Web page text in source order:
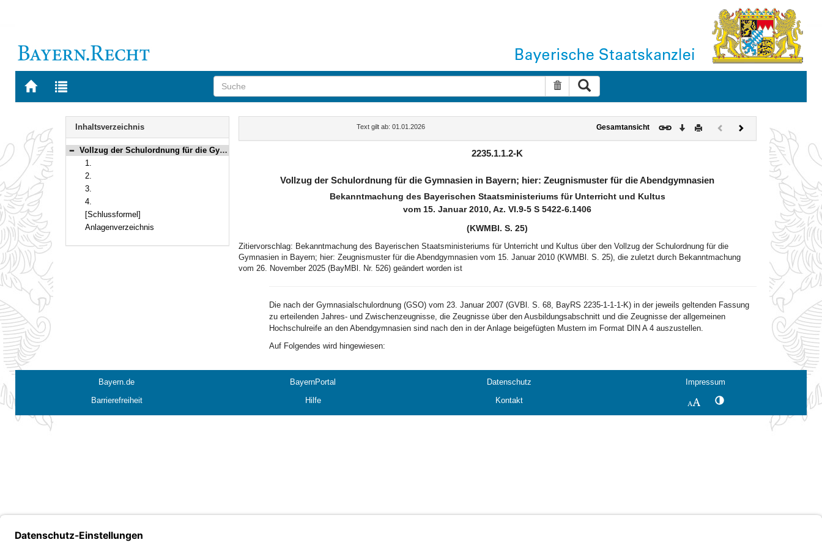
Zur
BAYERN.RECHT
Zur
letzten
Suche zurücksetzen
Navigation
Inhaltsverzeichnis
Bereich reduzieren
Vollzug der Schulordnung für die Gymnasien in Bayern; hier: Zeugnismuster für die Abendgymnasien
1.
2.
3.
4.
[Schlussformel]
Anlagenverzeichnis
Text gilt ab: 01.01.2026 Gesamtansicht Download
DruckenVorherigesNächstes
Dokument
2235.1.1.2-K
Vollzug der Schulordnung für die Gymnasien in Bayern; hier: Zeugnismuster für die Abendgymnasien
Bekanntmachung des Bayerischen Staatsministeriums für Unterricht und Kultus
vom 15. Januar 2010, Az. VI.9-5 S 5422-6.1406
(KWMBl. S. 25)
Zitiervorschlag: Bekanntmachung des Bayerischen Staatsministeriums für Unterricht und Kultus über den Vollzug der Schulordnung für die
Gymnasien in Bayern; hier: Zeugnismuster für die Abendgymnasien vom 15. Januar 2010 (KWMBl. S. 25), die zuletzt durch Bekanntmachung
vom 26. November 2025 (BayMBl. Nr. 526) geändert worden ist
Die nach der Gymnasialschulordnung (GSO) vom 23. Januar 2007 (GVBl. S. 68, BayRS 2235-1-1-1-K) in der jeweils geltenden Fassung
zu erteilenden Jahres- und Zwischenzeugnisse, die Zeugnisse über den Ausbildungsabschnitt und die Zeugnisse der allgemeinen
Hochschulreife an den Abendgymnasien sind nach den in der Anlage beigefügten Mustern im Format DIN A 4 auszustellen.
Auf Folgendes wird hingewiesen:
Bayern.de BayernPortal Datenschutz
Impressum
Barrierefreiheit
Hilfe Kontakt SchriftgrößeKontrastwechsel